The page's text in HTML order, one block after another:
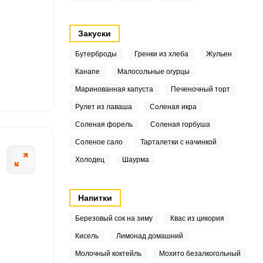
Закуски
Бутерброды Гренки из хлеба Жульен
Канапе Малосольные огурцы
Маринованная капуста Печеночный торт
Рулет из лаваша Соленая икра
Соленая форель Соленая горбуша
Соленое сало Тарталетки с начинкой
Холодец Шаурма
Напитки
Березовый сок на зиму Квас из цикория
Кисель Лимонад домашний
Молочный коктейль Мохито безалкогольный
и